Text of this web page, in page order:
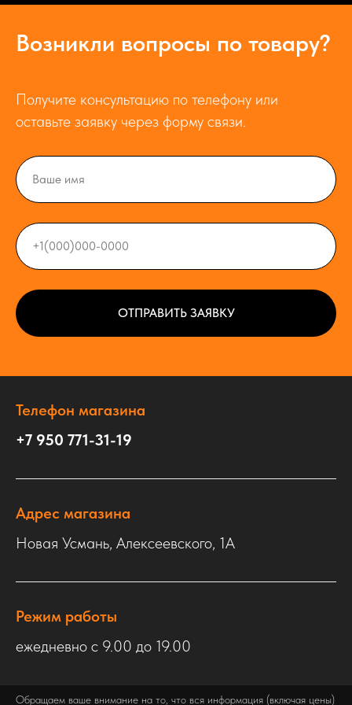
Возникли вопросы по товару?
Получите консультацию по телефону или
оставьте заявку через форму связи.
ОТПРАВИТЬ ЗАЯВКУ
Телефон магазина
+7 950 771-31-19
Адрес магазина
Новая Усмань, Алексеевского, 1А
Режим работы
ежедневно с 9.00 до 19.00
Обращаем ваше внимание на то, что вся информация (включая цены)